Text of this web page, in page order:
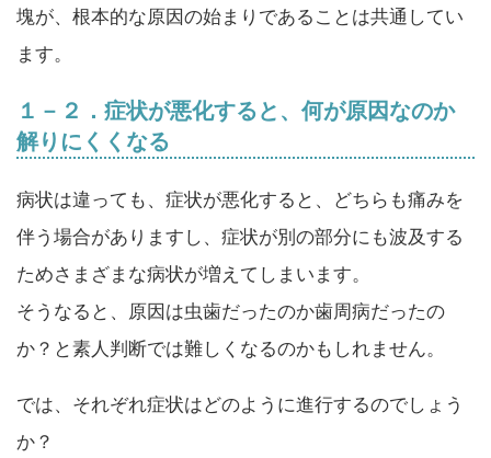
塊が、根本的な原因の始まりであることは共通してい
ます。
１－２．症状が悪化すると、何が原因なのか
解りにくくなる
病状は違っても、症状が悪化すると、どちらも痛みを
伴う場合がありますし、症状が別の部分にも波及する
ためさまざまな病状が増えてしまいます。
そうなると、原因は虫歯だったのか歯周病だったの
か？と素人判断では難しくなるのかもしれません。
では、それぞれ症状はどのように進行するのでしょう
か？